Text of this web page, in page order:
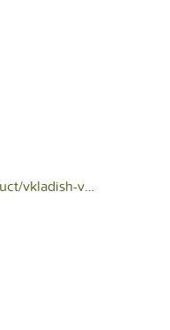
https://www.rockfront.com.ua/product/vkladish-vlya-spalnika-rock-front-comfort/